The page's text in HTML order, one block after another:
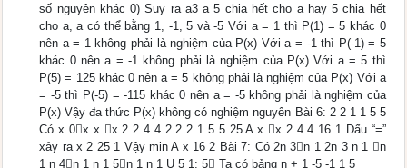
số nguyên khác 0) Suy ra a3 a 5 chia hết cho a hay 5 chia hết
cho a, a có thể bằng 1, -1, 5 và -5 Với a = 1 thì P(1) = 5 khác 0
nên a = 1 không phải là nghiệm của P(x) Với a = -1 thì P(-1) = 5
khác 0 nên a = -1 không phải là nghiệm của P(x) Với a = 5 thì
P(5) = 125 khác 0 nên a = 5 không phải là nghiệm của P(x) Với a
= -5 thì P(-5) = -115 khác 0 nên a = -5 không phải là nghiệm của
P(x) Vậy đa thức P(x) không có nghiệm nguyên Bài 6: 2 2 1 1 5 5
Có x 0x x x 2 2 4 4 2 2 2 1 5 5 25 A x x 2 4 4 16 1 Dấu “=”
xảy ra x 2 25 1 Vậy min A x 16 2 Bài 7: Có 2n 3n 1 2n 3 n 1 n
1 n 4n 1 n 1 5n 1 n 1 U 5 1; 5 Ta có bảng n + 1 -5 -1 1 5